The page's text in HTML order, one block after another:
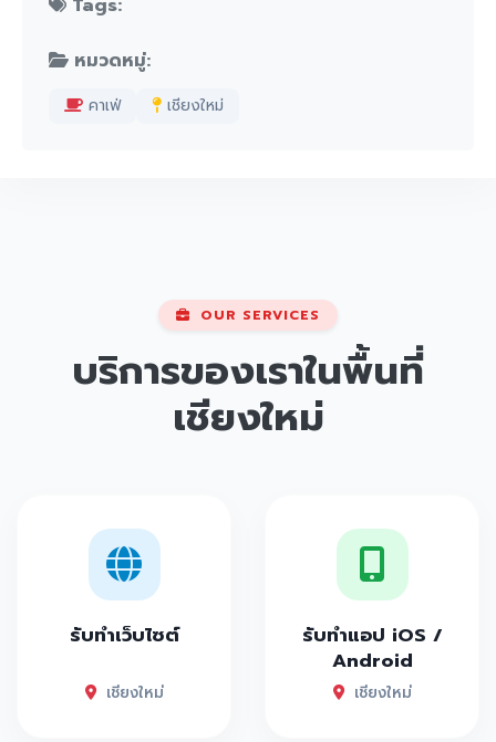
หมวดหมู่:
คาเฟ่ เชียงใหม่
OUR SERVICES
บริการของเราในพื้นที่
เชียงใหม่
รับทำเว็บไซต์
เชียงใหม่
รับทำแอป iOS /
Android
เชียงใหม่